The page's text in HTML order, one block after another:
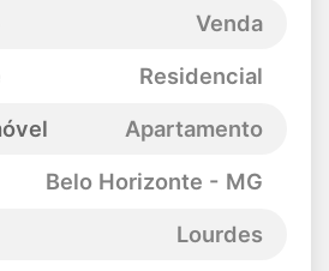
Venda
Residencial
Apartamento
Belo Horizonte - MG
Lourdes